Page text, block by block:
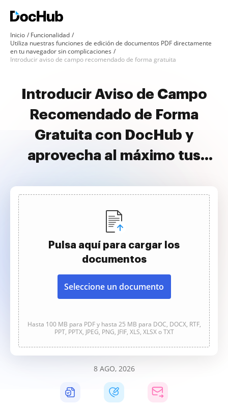
Inicio
Funcionalidad
Utiliza nuestras funciones de edición de documentos PDF directamente
en tu navegador sin complicaciones
Introducir aviso de campo recomendado de forma gratuita
Introducir Aviso de Campo
Recomendado de Forma
Gratuita con DocHub y
aprovecha al máximo tus
Pulsa aquí para cargar los
documentos
Seleccione un documento
Hasta 100 MB para PDF y hasta 25 MB para DOC, DOCX, RTF,
PPT, PPTX, JPEG, PNG, JFIF, XLS, XLSX o TXT
8 AGO, 2026